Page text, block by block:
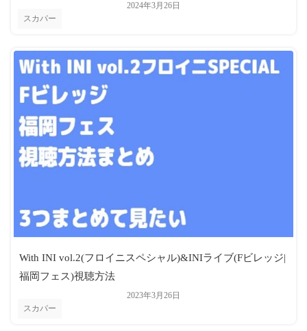
スカパー
2024年3月26日
スカパー
2023年3月26日
With INI vol.2(フロイニスペシャル)&INIライブ(Fビレッジ|
福岡フェス)視聴方法